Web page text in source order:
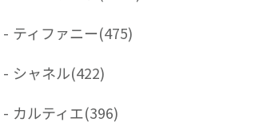
- ティファニー(475)
- シャネル(422)
- カルティエ(396)